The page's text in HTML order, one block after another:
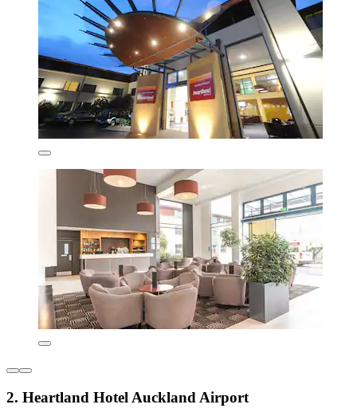
2. Heartland Hotel Auckland Airport